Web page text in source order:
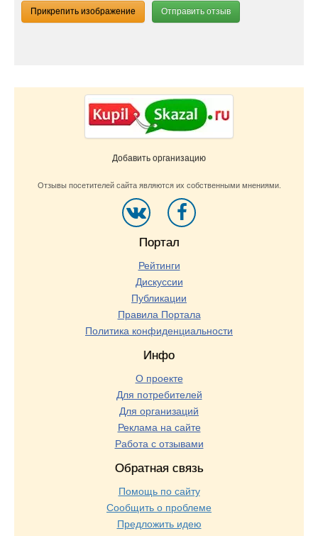
Прикрепить изображение Отправить отзыв
Добавить организацию
Отзывы посетителей сайта являются их собственными мнениями.
Портал
Рейтинги
Дискуссии
Публикации
Правила Портала
Политика конфиденциальности
Инфо
О проекте
Для потребителей
Для организаций
Реклама на сайте
Работа с отзывами
Обратная связь
Помощь по сайту
Сообщить о проблеме
Предложить идею